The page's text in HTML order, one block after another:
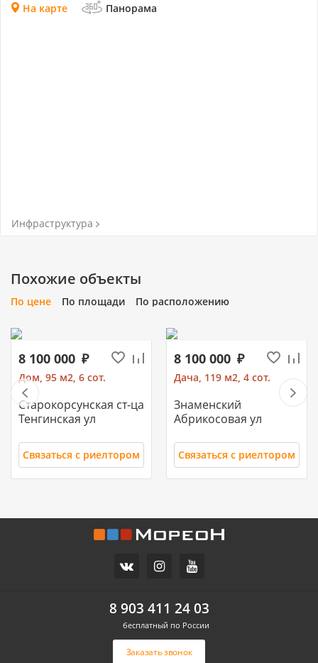
На карте Панорама
Инфраструктура
Похожие объекты
По цене По площади По расположению
8 100 000
Дом, 95 м2, 6 сот.
Старокорсунская ст-ца
Тенгинская ул
Связаться с риелтором
8 100 000
Дача, 119 м2, 4 сот.
Знаменский
Абрикосовая ул
Связаться с риелтором
10 500 000
Дом, 71 м2, 3 сот.
Заказать звонок
8 903 411 24 03
бесплатный по России